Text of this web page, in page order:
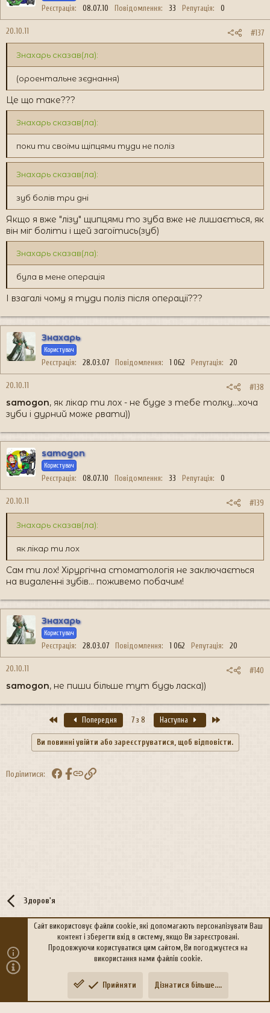
Реєстрація 08.07.10 Повідомлення 33 Репутація 0
20.10.11 #137
Знахарь сказав(ла):
(ороентальне зєднання)
Це що таке???
Знахарь сказав(ла):
поки ти своїми щіпцями туди не поліз
Знахарь сказав(ла):
зуб болів три дні
Якщо я вже "лізу" щипцями то зуба вже не лишається, як
він міг боліти і щей загоїтись(зуб)
Знахарь сказав(ла):
була в мене операція
І взагалі чому я туди поліз після операції???
Знахарь
Користувач
Реєстрація 28.03.07 Повідомлення 1 062 Репутація 20
20.10.11 #138
samogon, як лікар ти лох - не буде з тебе толку...хоча
зуби і дурний може рвати))
samogon
Користувач
Реєстрація 08.07.10 Повідомлення 33 Репутація 0
20.10.11 #139
Знахарь сказав(ла):
як лікар ти лох
Сам ти лох! Хірургічна стоматологія не заключається
на видаленні зубів... поживемо побачим!
Знахарь
Користувач
Реєстрація 28.03.07 Повідомлення 1 062 Репутація 20
20.10.11 #140
samogon, не пиши більше тут будь ласка))
ПершийПопередня 7 з 8 Наступна
Ви повинні увійти або зареєструватися, щоб відповісти.
Поділитися: FacebookПосилання
Здоров'я
Політика конфіденційності Дoпoмoга
Community platform by XenForo
xen-foro.com.ua Зверху
Сайт використовує файли cookie, які допомагають персоналізувати Ваш
контент і зберегти вхід в систему, якщо Ви зареєстровані.
Продовжуючи користуватися цим сайтом, Ви погоджуєтеся на
використання нами файлів cookie.
Прийняти Дізнатися більше....